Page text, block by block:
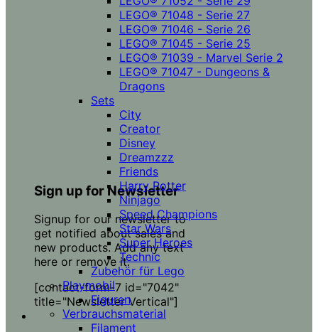
Sign up for Newsletter
Signup for our newsletter to
get notified about sales and
new products. Add any text
here or remove it.
[contact-form-7 id="7042"
title="Newsletter Vertical"]
LEGO® 71048 - Serie 27
LEGO® 71046 - Serie 26
LEGO® 71045 - Serie 25
LEGO® 71039 - Marvel Serie 2
LEGO® 71047 - Dungeons &
Dragons
Sets
City
Creator
Disney
Dreamzzz
Friends
Harry Potter
Ninjago
Speed Champions
Star Wars
Super Heroes
Technic
Zubehör für Lego
Playmobil
Figuren
Verbrauchsmaterial
Filament